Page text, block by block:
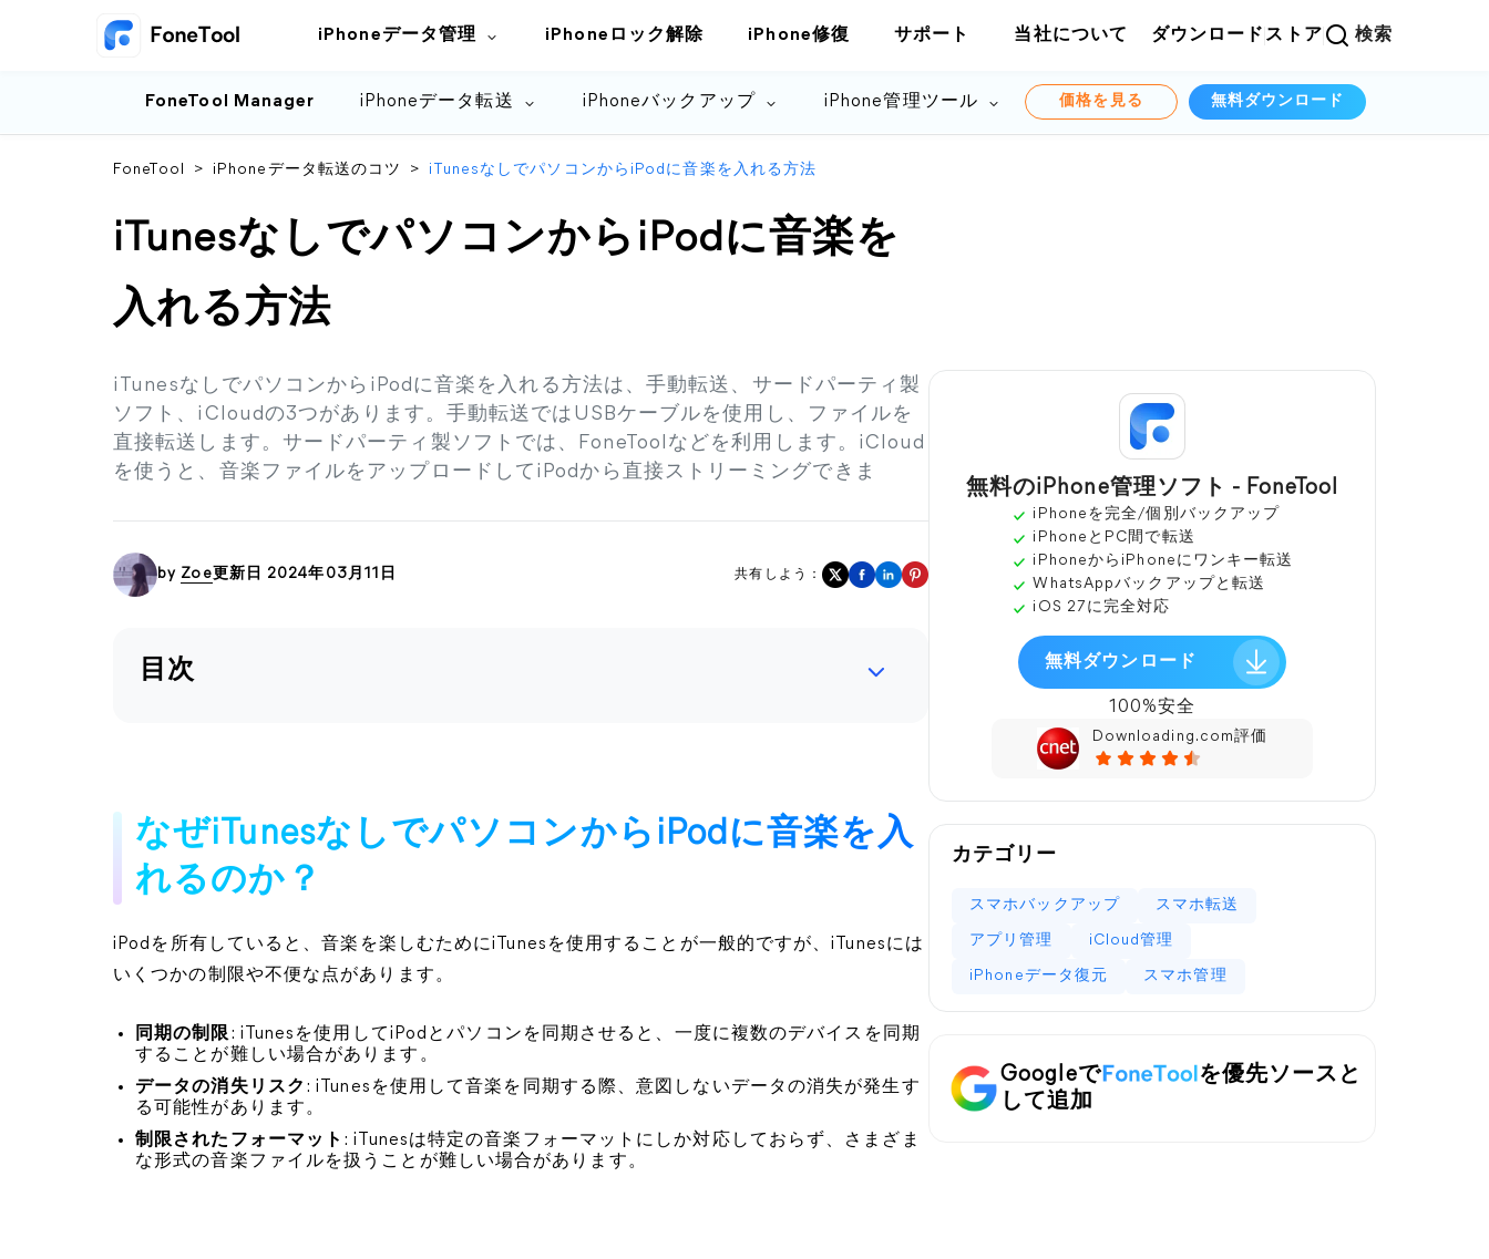
iPhoneデータ管理 iPhoneロック解除 iPhone修復 サポート 当社について ダウンロード ストア 検索
FoneTool Manager iPhoneデータ転送 iPhoneバックアップ iPhone管理ツール 価格を見る 無料ダウンロード
FoneTool > iPhoneデータ転送のコツ > iTunesなしでパソコンからiPodに音楽を入れる方法
iTunesなしでパソコンからiPodに音楽を
入れる方法
iTunesなしでパソコンからiPodに音楽を入れる方法は、手動転送、サードパーティ製
ソフト、iCloudの3つがあります。手動転送ではUSBケーブルを使用し、ファイルを
直接転送します。サードパーティ製ソフトでは、FoneToolなどを利用します。iCloud
を使うと、音楽ファイルをアップロードしてiPodから直接ストリーミングできま
by Zoe更新日 2024年03月11日 共有しよう：
目次
なぜiTunesなしでパソコンからiPodに音楽を入
れるのか？
iPodを所有していると、音楽を楽しむためにiTunesを使用することが一般的ですが、iTunesには
いくつかの制限や不便な点があります。
同期の制限: iTunesを使用してiPodとパソコンを同期させると、一度に複数のデバイスを同期
することが難しい場合があります。
データの消失リスク : iTunesを使用して音楽を同期する際、意図しないデータの消失が発生す
る可能性があります。
制限されたフォーマット : iTunesは特定の音楽フォーマットにしか対応しておらず、さまざま
な形式の音楽ファイルを扱うことが難しい場合があります。
無料のiPhone管理ソフト - FoneTool
iPhoneを完全/個別バックアップ
iPhoneとPC間で転送
iPhoneからiPhoneにワンキー転送
WhatsAppバックアップと転送
iOS 27に完全対応
無料ダウンロード
100%安全
Downloading.com評価
カテゴリー
スマホバックアップ スマホ転送
アプリ管理 iCloud管理
iPhoneデータ復元 スマホ管理
Googleで
を優先ソースと
して追加